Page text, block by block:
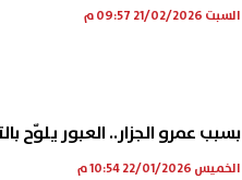
السبت 21/02/2026 09:57 م
بسبب عمرو الجزار.. العبور يلوّح
الخميس 22/01/2026 10:54 م